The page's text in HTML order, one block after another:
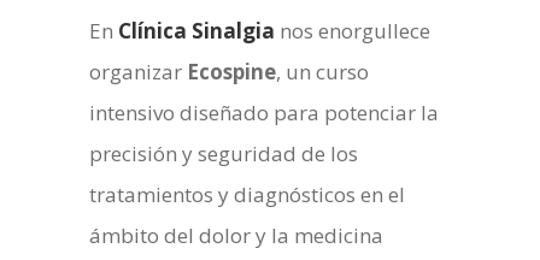
En Clínica Sinalgia nos enorgullece
organizar Ecospine, un curso
intensivo diseñado para potenciar la
precisión y seguridad de los
tratamientos y diagnósticos en el
ámbito del dolor y la medicina